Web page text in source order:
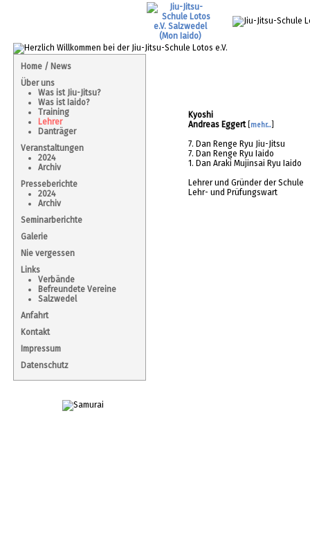
Home / News
Über uns
Was ist Jiu-Jitsu?
Was ist Iaido?
Training
Lehrer
Danträger
Veranstaltungen
2024
Archiv
Presseberichte
2024
Archiv
Seminarberichte
Galerie
Nie vergessen
Links
Verbände
Befreundete Vereine
Salzwedel
Anfahrt
Kontakt
Impressum
Datenschutz
Kyoshi
Andreas Eggert
mehr...]
7. Dan Renge Ryu Jiu-Jitsu
7. Dan Renge Ryu Iaido
1. Dan Araki Mujinsai Ryu Iaido
Lehrer und Gründer der Schule
Lehr- und Prüfungswart